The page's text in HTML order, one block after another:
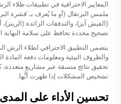
المعايير الاحترافية في تطبيقات
ملمس البرتقال (أو ما يُعرف بـ 'قشرة
(الفيش آيز)، والتدفقات الزائدة
تصحيح محددة تحافظ على سلامة النهاية
يتضمن التطبيق الاحترافي لطلاء الرش
والظروف البيئية ومعلومات دفعة المادة
تحقيق نتائج متسقة عبر مشاريع
تشخيص المشكلات إذا ظهرت أيُّها.
تحسين الأداء على